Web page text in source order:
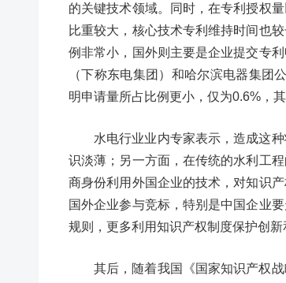
的关键技术领域。同时，在专利授权
比重较大，核心技术专利维持时间也
例非常小，国外则主要是企业提交专
（下称东电集团）和哈尔滨电器集团
明申请量所占比例更小，仅为0.6%，
水电行业业内专家表示，造成这
识淡薄；另一方面，在传统的水利工
商身份利用外国企业的技术，对知识
国外企业参与竞标，特别是中国企业
规则，更多利用知识产权制度保护创新
其后，随着我国《国家知识产权